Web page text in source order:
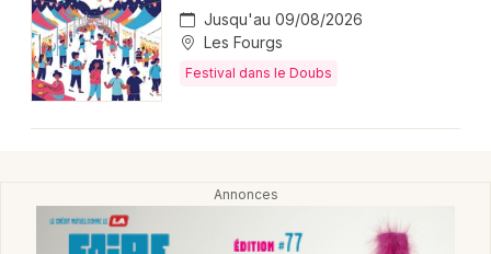
Concerts
Sports
Expos
Nice
Paris
Strasbourg
Jusqu'au 09/08/2026
Les Fourgs
Festival dans le Doubs